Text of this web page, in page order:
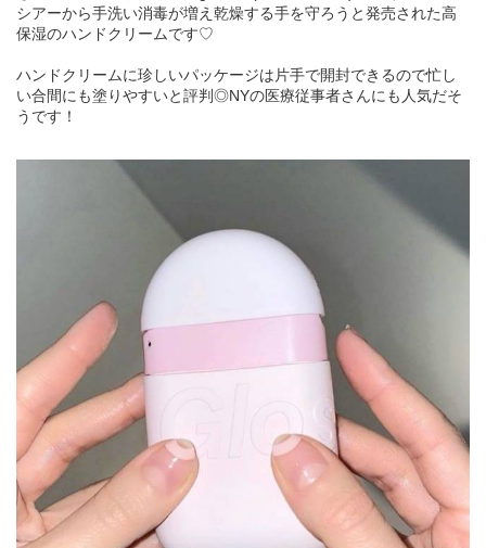
シアーから手洗い消毒が増え乾燥する手を守ろうと発売された高
保湿のハンドクリームです♡
ハンドクリームに珍しいパッケージは片手で開封できるので忙し
い合間にも塗りやすいと評判◎NYの医療従事者さんにも人気だそ
うです！